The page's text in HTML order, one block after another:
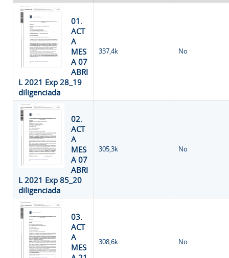
01.
ACT
A
MES
A 07
ABRI
L 2021 Exp 28_19
diligenciada
337,4k No
02.
ACT
A
MES
A 07
ABRI
L 2021 Exp 85_20
diligenciada
305,3k No
03.
ACT
A
MES
308,6k No